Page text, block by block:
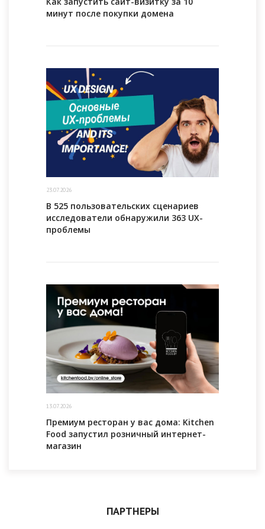
минут после покупки домена
23.07.2026
В 525 пользовательских сценариев
исследователи обнаружили 363 UX-
проблемы
13.07.2026
Премиум ресторан у вас дома: Kitchen
Food запустил розничный интернет-
магазин
ПАРТНЕРЫ